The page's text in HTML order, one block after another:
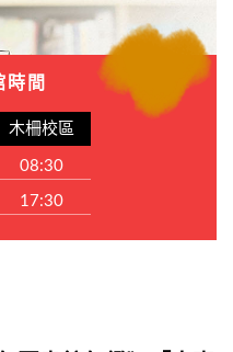
時間
木柵校區
08:30
17:30